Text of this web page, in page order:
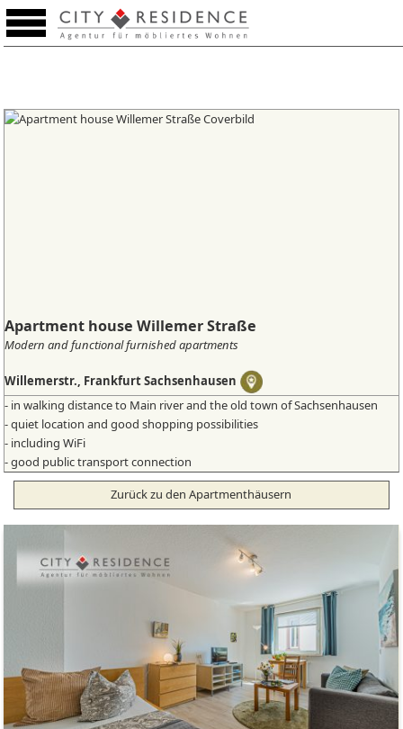
Promemoria (0)
Apartment house Willemer Straße
Modern and functional furnished apartments
Willemerstr., Frankfurt Sachsenhausen
- in walking distance to Main river and the old town of Sachsenhausen
- quiet location and good shopping possibilities
- including WiFi
- good public transport connection
Zurück zu den Apartmenthäusern